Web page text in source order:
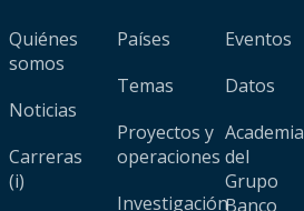
Quiénes
somos
Noticias
Carreras
(i)
Países
Temas
Proyectos y
operaciones
Investigación
Eventos
Datos
Academia
del
Grupo
Banco